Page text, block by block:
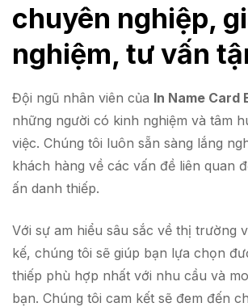
chuyên nghiệp,
nghiệm, tư vấn
Đội ngũ nhân viên của In Name Card
những người có kinh nghiệm và tâm
việc. Chúng tôi luôn sẵn sàng lắng
khách hàng về các vấn đề liên quan
ấn danh thiếp.
Với sự am hiểu sâu sắc về thị trường
kế, chúng tôi sẽ giúp bạn lựa chọn
thiếp phù hợp nhất với nhu cầu và
bạn. Chúng tôi cam kết sẽ đem đến